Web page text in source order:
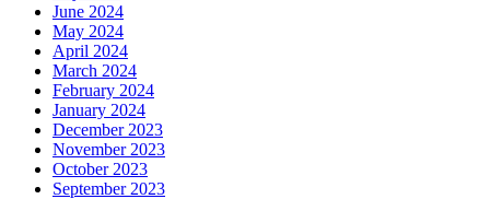
June 2024
May 2024
April 2024
March 2024
February 2024
January 2024
December 2023
November 2023
October 2023
September 2023